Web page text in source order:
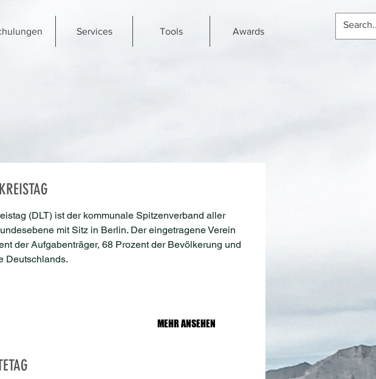
Services Tools Awards
(DLT) ist der kommunale Spitzenverband aller
mit Sitz in Berlin. Der eingetragene Verein
der Aufgabenträger, 68 Prozent der Bevölkerung und
Deutschlands.
MEHR ANSEHEN